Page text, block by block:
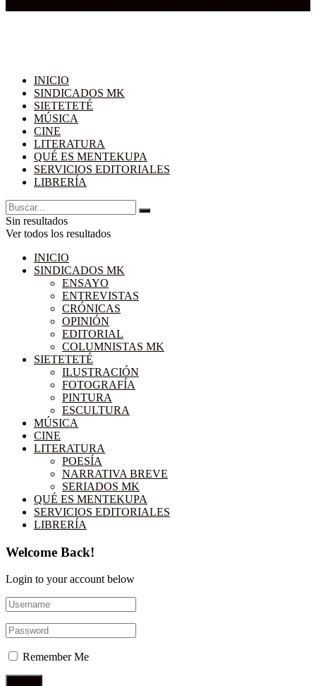
INICIO
SINDICADOS MK
SIETETETÉ
MÚSICA
CINE
LITERATURA
QUÉ ES MENTEKUPA
SERVICIOS EDITORIALES
LIBRERÍA
Sin resultados
Ver todos los resultados
INICIO
SINDICADOS MK
ENSAYO
ENTREVISTAS
CRÓNICAS
OPINIÓN
EDITORIAL
COLUMNISTAS MK
SIETETETÉ
ILUSTRACIÓN
FOTOGRAFÍA
PINTURA
ESCULTURA
MÚSICA
CINE
LITERATURA
POESÍA
NARRATIVA BREVE
SERIADOS MK
QUÉ ES MENTEKUPA
SERVICIOS EDITORIALES
LIBRERÍA
Welcome Back!
Login to your account below
Remember Me